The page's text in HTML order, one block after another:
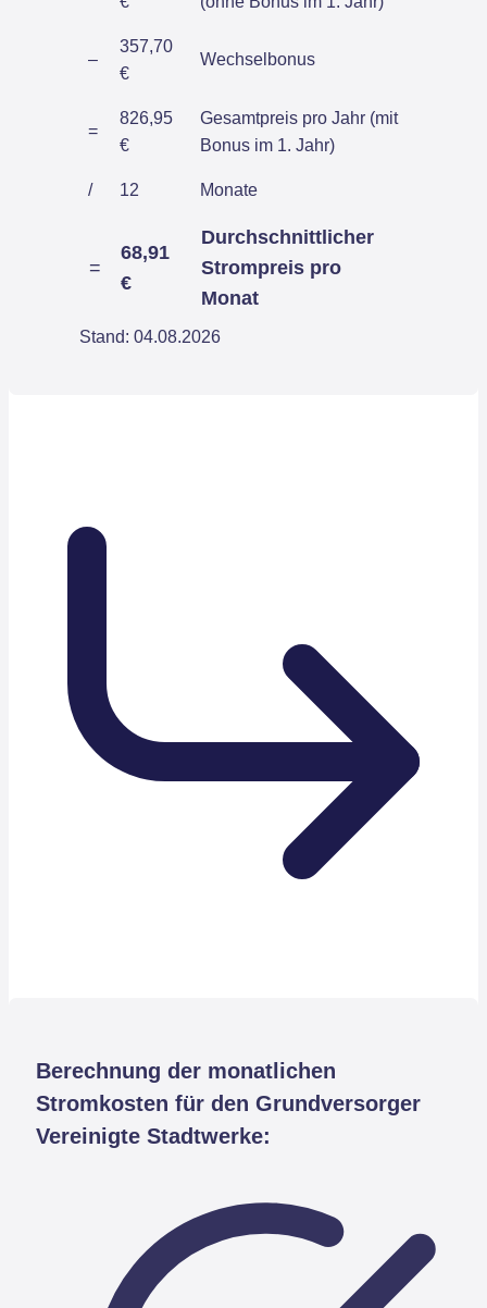
–
357,70
€
Wechselbonus
=
826,95
€
Gesamtpreis pro Jahr (mit
Bonus im 1. Jahr)
/ 12 Monate
=
68,91
€
Durchschnittlicher
Strompreis pro
Monat
Stand: 04.08.2026
Berechnung der monatlichen
Stromkosten für den Grundversorger
Vereinigte Stadtwerke: